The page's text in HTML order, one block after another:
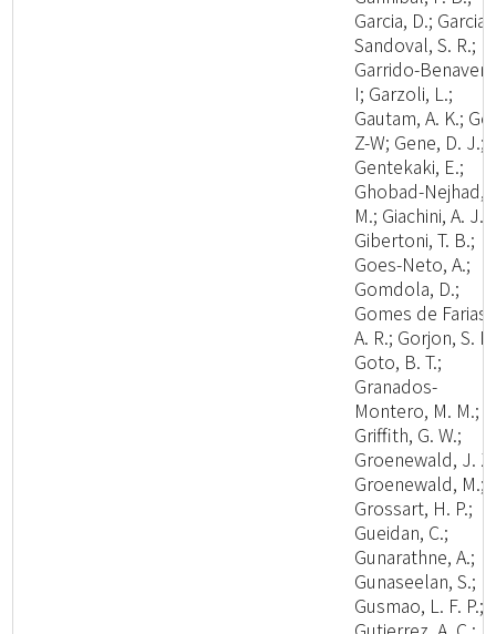
Garcia, D.; Garcia-
Sandoval, S. R.;
Garrido-
I; Garzoli, L.;
Gautam, A. K.; Ge,
Z-W; Gene, D. J.;
Gentekaki, E.;
Ghobad-Nejhad,
M.; Giachini, A. J.;
Gibertoni, T. B.;
Goes-Neto, A.;
Gomdola, D.;
Gomes de Farias,
A. R.; Gorjon, S.
Goto, B. T.;
Granados-
Montero, M. M.;
Griffith, G. W.;
Groenewald, J.
Groenewald, M.;
Grossart, H. P.;
Gueidan, C.;
Gunarathne, A.;
Gunaseelan, S.;
Gusmao, L. F. P.;